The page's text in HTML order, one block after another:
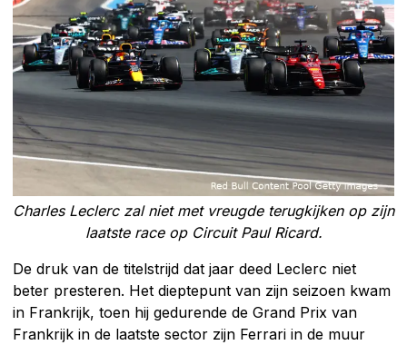
Charles Leclerc zal niet met vreugde terugkijken op zijn
laatste race op Circuit Paul Ricard.
De druk van de titelstrijd dat jaar deed Leclerc niet
beter presteren. Het dieptepunt van zijn seizoen kwam
in Frankrijk, toen hij gedurende de Grand Prix van
Frankrijk in de laatste sector zijn Ferrari in de muur